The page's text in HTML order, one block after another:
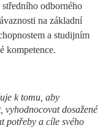
odborného
na základní
a studijním
kompetence.
k tomu, aby
vyhodnocovat dosažené
potřeby a cíle svého